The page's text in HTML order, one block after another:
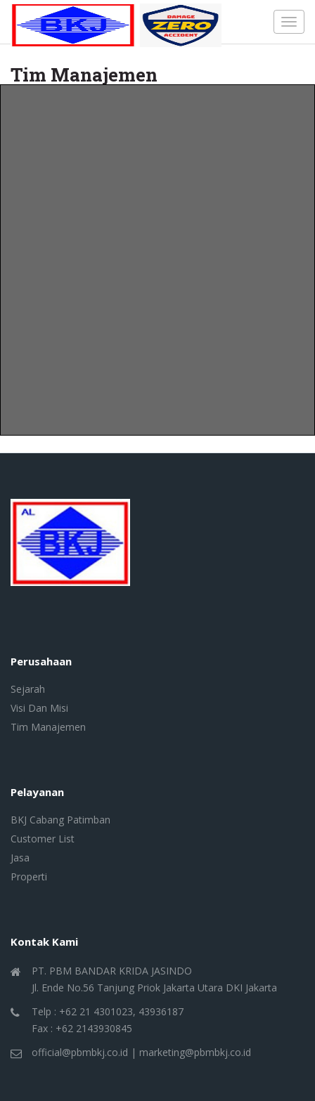
Tim Manajemen
Perusahaan
Sejarah
Visi Dan Misi
Tim Manajemen
Pelayanan
BKJ Cabang Patimban
Customer List
Jasa
Properti
Kontak Kami
PT. PBM BANDAR KRIDA JASINDO
Jl. Ende No.56 Tanjung Priok Jakarta Utara DKI Jakarta
Telp : +62 21 4301023, 43936187
Fax : +62 2143930845
official@pbmbkj.co.id | marketing@pbmbkj.co.id